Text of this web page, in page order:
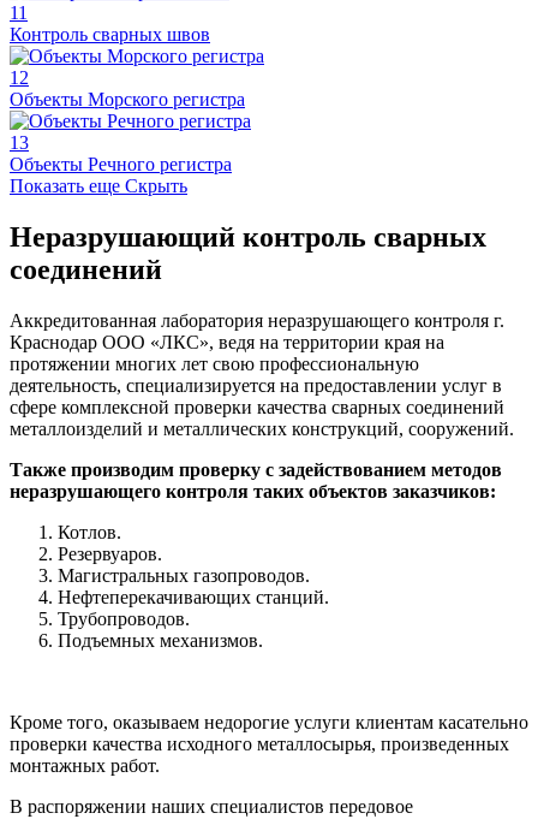
11
Контроль сварных швов
12
Объекты Морского регистра
13
Объекты Речного регистра
Показать еще Скрыть
Неразрушающий контроль сварных
соединений
Аккредитованная лаборатория неразрушающего контроля г.
Краснодар ООО «ЛКС», ведя на территории края на
протяжении многих лет свою профессиональную
деятельность, специализируется на предоставлении услуг в
сфере комплексной проверки качества сварных соединений
металлоизделий и металлических конструкций, сооружений.
Также производим проверку с задействованием методов
неразрушающего контроля таких объектов заказчиков:
Котлов.
Резервуаров.
Магистральных газопроводов.
Нефтеперекачивающих станций.
Трубопроводов.
Подъемных механизмов.
Кроме того, оказываем недорогие услуги клиентам касательно
проверки качества исходного металлосырья, произведенных
монтажных работ.
В распоряжении наших специалистов передовое